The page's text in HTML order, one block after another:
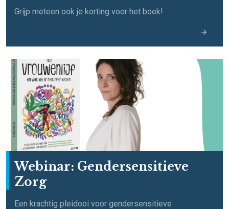
Grijp meteen ook je korting voor het boek!
Webinar: Gendersensitieve
Zorg
Een krachtig pleidooi voor gendersensitieve